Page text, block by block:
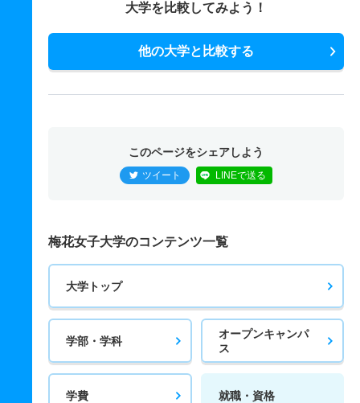
大学を比較してみよう！
他の大学と比較する
このページをシェアしよう
ツイート LINEで送る
梅花女子大学のコンテンツ一覧
大学トップ
学部・学科
オープンキャンパ
ス
学費 就職・資格